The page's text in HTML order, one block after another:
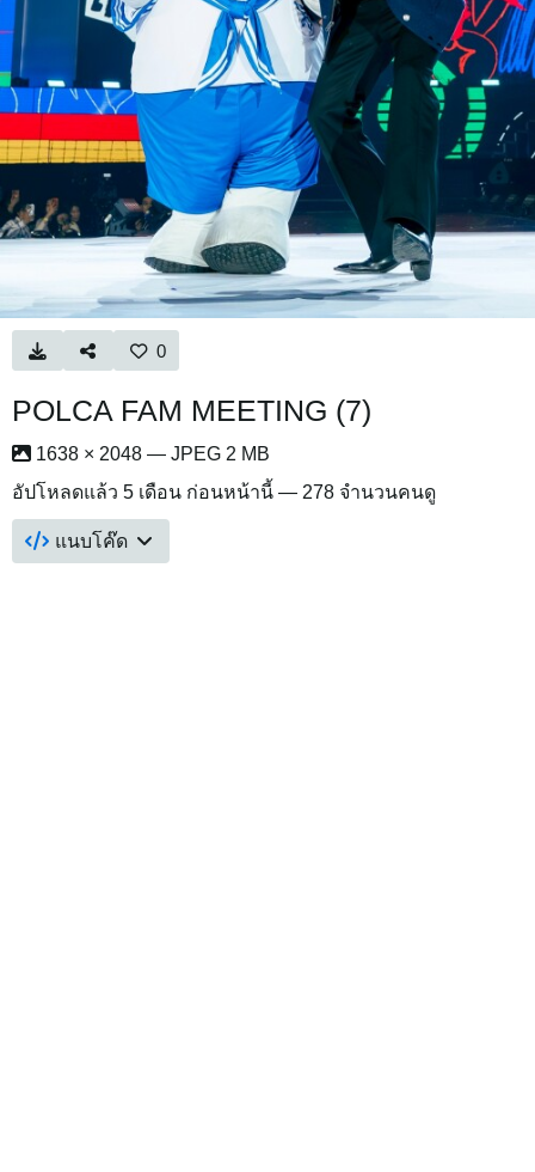
0
POLCA FAM MEETING (7)
1638 × 2048 — JPEG 2 MB
อัปโหลดแล้ว 5 เดือน ก่อนหน้านี้ — 278 จำนวนคนดู
แนบโค๊ด